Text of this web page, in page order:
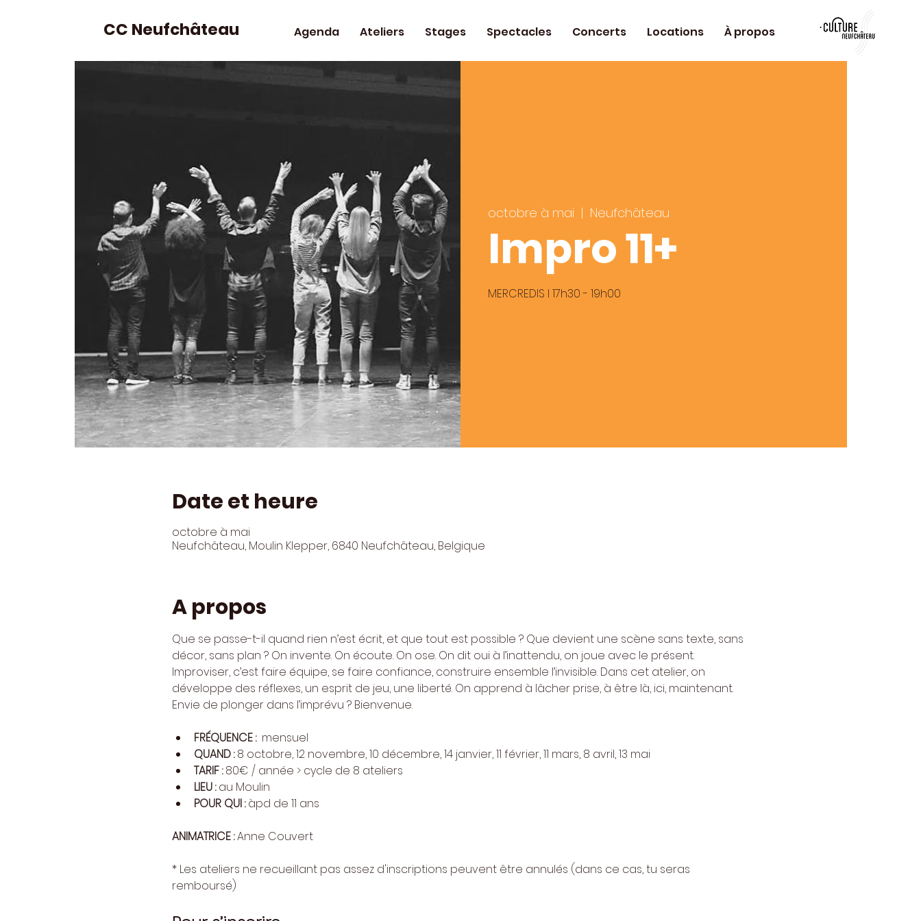
CC Neufchâteau Agenda Ateliers Stages Spectacles Concerts Locations À propos
octobre à mai
  |
Neufchâteau
Impro 11+
MERCREDIS I 17h30 - 19h00
Date et heure
octobre à mai
Neufchâteau, Moulin Klepper, 6840 Neufchâteau, Belgique
A propos
Que se passe-t-il quand rien n’est écrit, et que tout est possible ? Que devient une scène sans texte, sans
décor, sans plan ? On invente. On écoute. On ose. On dit oui à l’inattendu, on joue avec le présent.
Improviser, c’est faire équipe, se faire confiance, construire ensemble l’invisible. Dans cet atelier, on
développe des réflexes, un esprit de jeu, une liberté. On apprend à lâcher prise, à être là, ici, maintenant.
Envie de plonger dans l’imprévu ? Bienvenue.
FRÉQUENCE : mensuel
QUAND : 8 octobre, 12 novembre, 10 décembre, 14 janvier, 11 février, 11 mars, 8 avril, 13 mai
TARIF : 80€ / année > cycle de 8 ateliers
LIEU : au Moulin
POUR QUI : àpd de 11 ans
ANIMATRICE : Anne Couvert
​* Les ateliers ne recueillant pas assez d'inscriptions peuvent être annulés (dans ce cas, tu seras
remboursé)